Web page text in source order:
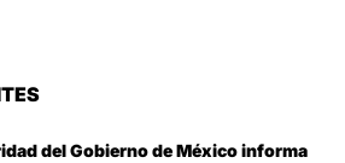
del Gobierno de México informa